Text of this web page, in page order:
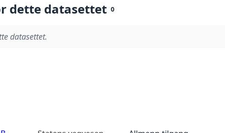
dette datasettet 0
datasettet.